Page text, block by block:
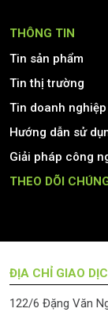
THÔNG TIN
Tin sản phẩm
Tin thị trường
Tin doanh nghiệp
Hướng dẫn sử
Giải pháp công
THEO DÕI
ĐỊA CHỈ GIAO
122/6 Đặng Văn